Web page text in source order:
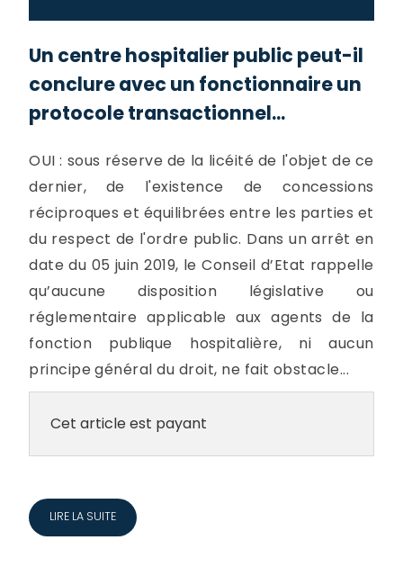
Un centre hospitalier public peut-il
conclure avec un fonctionnaire un
protocole transactionnel...
OUI : sous réserve de la licéité de l'objet de ce
dernier, de l'existence de concessions
réciproques et équilibrées entre les parties et
du respect de l'ordre public. Dans un arrêt en
date du 05 juin 2019, le Conseil d’Etat rappelle
qu’aucune disposition législative ou
réglementaire applicable aux agents de la
fonction publique hospitalière, ni aucun
principe général du droit, ne fait obstacle...
Cet article est payant
LIRE LA SUITE